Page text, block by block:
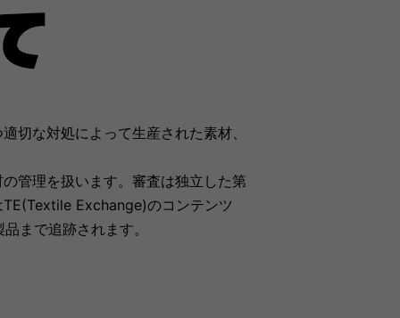
切な対処によって生産された素材、
管理を扱います。審査は独立した第
Exchange)のコンテンツ
まで追跡されます。